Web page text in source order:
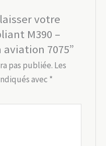
votre
M390 –
7075”
pas publiée. Les
avec *